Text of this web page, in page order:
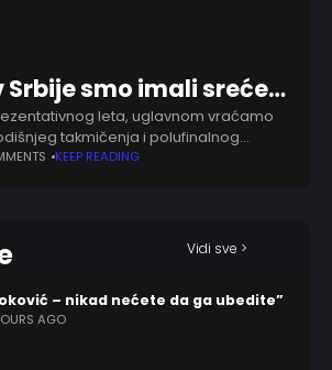
Srbije smo imali sreće…
leta, uglavnom vraćamo
takmičenja i polufinalnog
srpska javnost ne želi da se priseća
KEEP READING
Vidi sve >
– nikad nećete da ga ubedite”
AGO